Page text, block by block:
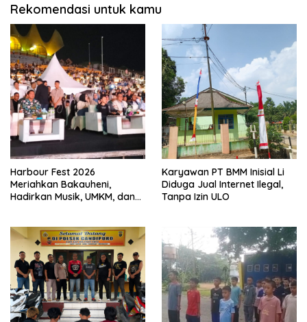
Rekomendasi untuk kamu
Harbour Fest 2026
Meriahkan Bakauheni,
Hadirkan Musik, UMKM, dan
Karyawan PT BMM Inisial Li
Diduga Jual Internet Ilegal,
Tanpa Izin ULO